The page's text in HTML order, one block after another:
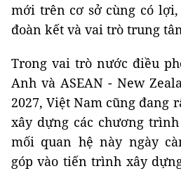
mới trên cơ sở cùng có
đoàn kết và vai trò trung
Trong vai trò nước điều
Anh và ASEAN - New
2027, Việt Nam cũng đang
xây dựng các chương
mối quan hệ này ngày
góp vào tiến trình xây